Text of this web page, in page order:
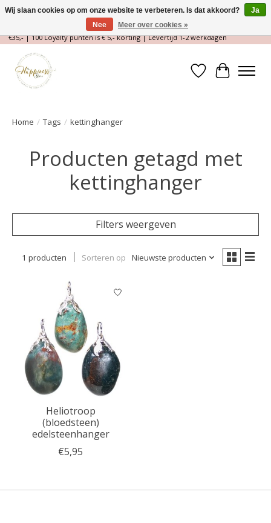
Magische Conceptstore, Edelstenen & Spirituele winkel | Gratis verzending >
€35,- | 100 Loyalty punten is € 5,- korting | Levertijd 1-2 werkdagen
Verlanglijst
Home / Tags / kettinghanger
Producten getagd met
kettinghanger
Filters weergeven
1 producten Sorteren op Nieuwste producten
Heliotroop
(bloedsteen)
edelsteenhanger
€5,95
Wij slaan cookies op om onze website te verbeteren. Is dat akkoord?
Ja
Nee
Meer over cookies »